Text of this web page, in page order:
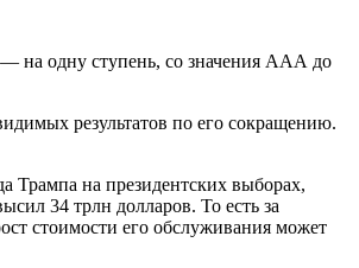
на одну ступень, со значения ААА до
результатов по его сокращению.
Трампа на президентских выборах,
34 трлн долларов. То есть за
стоимости его обслуживания может